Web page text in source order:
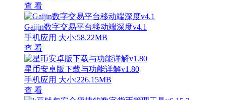
查 看
Gaijin数字交易平台移动端深度v4.1
手机应用 大小:58.22MB
查 看
星币安卓版下载与功能详解v1.80
手机应用 大小:226.15MB
查 看